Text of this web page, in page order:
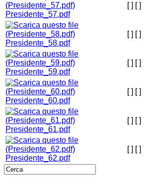
Presidente_57.pdf
[ ] [ ]
Presidente_58.pdf
[ ] [ ]
Presidente_59.pdf
[ ] [ ]
Presidente_60.pdf
[ ] [ ]
Presidente_61.pdf
[ ] [ ]
Presidente_62.pdf
[ ] [ ]